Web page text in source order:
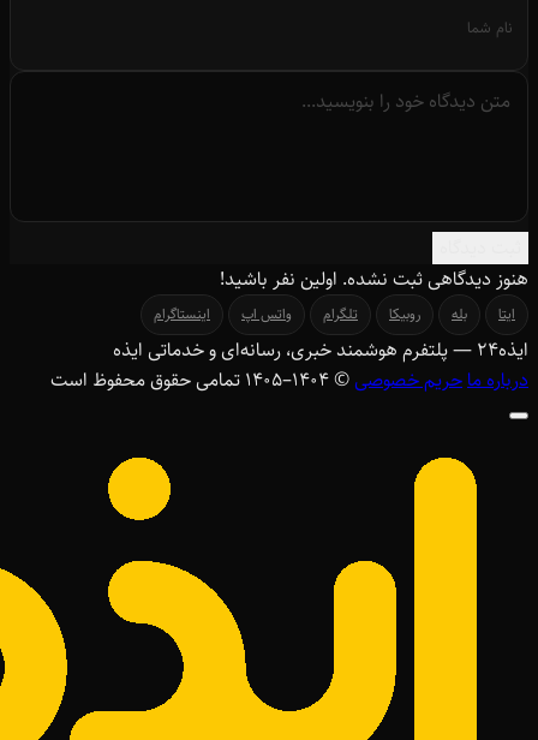
هنوز دیدگاهی ثبت نشده. اولین نفر باشید!
ایتا بله روبیکا تلگرام واتس اپ اینستاگرام
ایذه۲۴ — پلتفرم هوشمند خبری، رسانه‌ای و خدماتی ایذه
درباره ماحریم خصوصی© ۱۴۰۴–1405 تمامی حقوق محفوظ است